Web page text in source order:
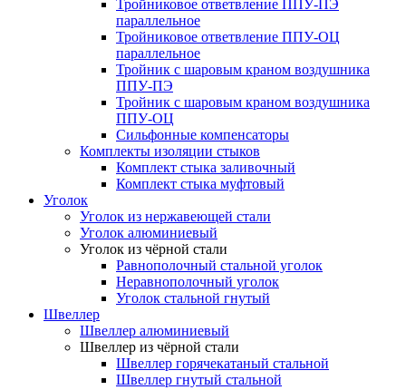
Тройниковое ответвление ППУ-ПЭ
параллельное
Тройниковое ответвление ППУ-ОЦ
параллельное
Тройник с шаровым краном воздушника
ППУ-ПЭ
Тройник с шаровым краном воздушника
ППУ-ОЦ
Сильфонные компенсаторы
Комплекты изоляции стыков
Комплект стыка заливочный
Комплект стыка муфтовый
Уголок
Уголок из нержавеющей стали
Уголок алюминиевый
Уголок из чёрной стали
Равнополочный стальной уголок
Неравнополочный уголок
Уголок стальной гнутый
Швеллер
Швеллер алюминиевый
Швеллер из чёрной стали
Швеллер горячекатаный стальной
Швеллер гнутый стальной